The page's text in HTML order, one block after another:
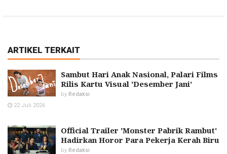
ARTIKEL TERKAIT
Sambut Hari Anak Nasional, Palari Films
Rilis Kartu Visual 'Desember Jani'
by Redaksi
22 Juli 2026
Official Trailer 'Monster Pabrik Rambut'
Hadirkan Horor Para Pekerja Kerah Biru
by Redaksi